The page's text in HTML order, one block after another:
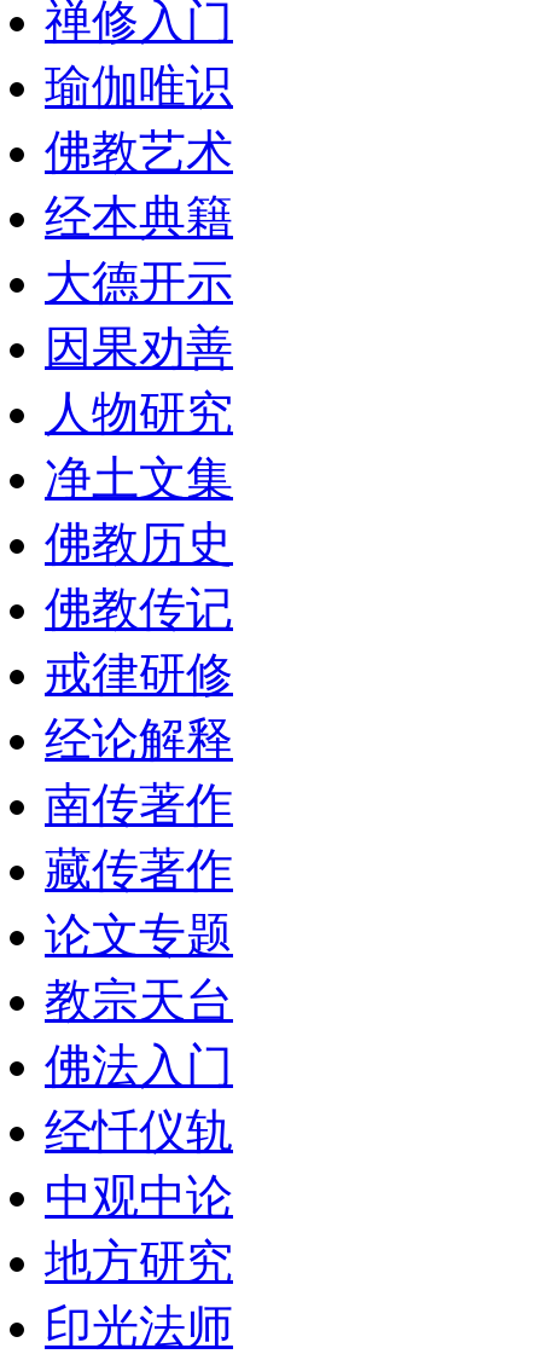
禅修入门
瑜伽唯识
佛教艺术
经本典籍
大德开示
因果劝善
人物研究
净土文集
佛教历史
佛教传记
戒律研修
经论解释
南传著作
藏传著作
论文专题
教宗天台
佛法入门
经忏仪轨
中观中论
地方研究
印光法师